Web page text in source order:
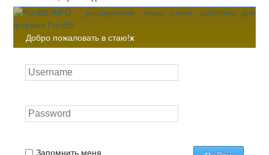
Добро пожаловать в стаю!x
Запомнить меня